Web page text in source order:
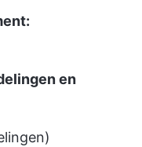
en